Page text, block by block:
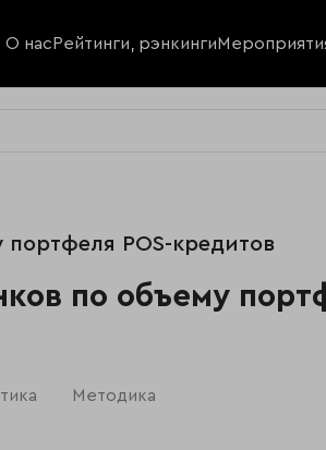
О нас Рейтинги, рэнкинги
POS-кредитов
по объему
Методика